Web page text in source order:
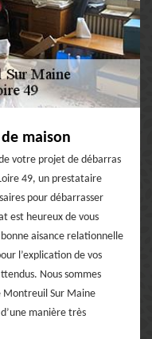
maison
votre projet de débarras
49, un prestataire
pour débarrasser
est heureux de vous
aisance relationnelle
l’explication de vos
Nous sommes
Montreuil Sur Maine
manière très